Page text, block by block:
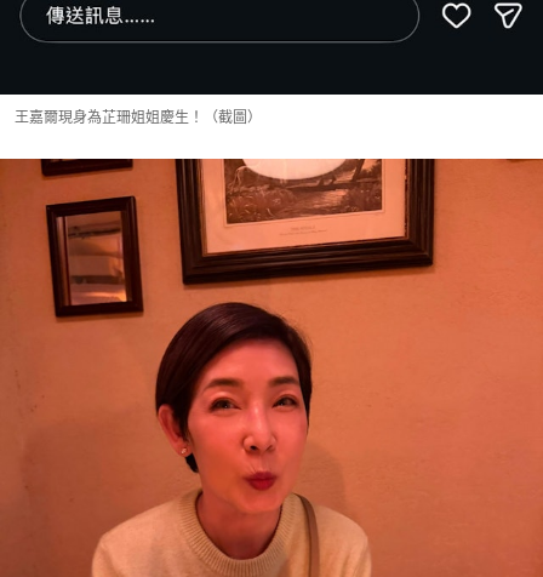
王嘉爾現身為芷珊姐姐慶生！（截圖）